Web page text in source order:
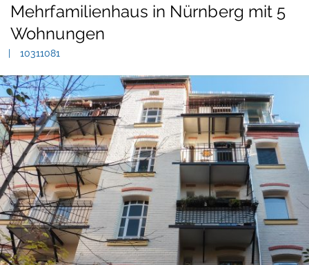
Mehrfamilienhaus in Nürnberg mit 5
Wohnungen
10311081